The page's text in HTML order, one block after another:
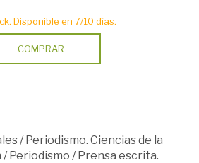
Disponible en 7/10 días.
COMPRAR
/Periodismo. Ciencias de la
/Periodismo /Prensa escrita.